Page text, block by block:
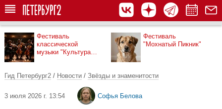
Фестиваль
классической
музыки "Культура
Фестиваль
"Мохнатый Пикник"
Гид Петербург2 / Новости / Звёзды и знаменитости
3 июля 2026 г. 13:54 Софья Белова